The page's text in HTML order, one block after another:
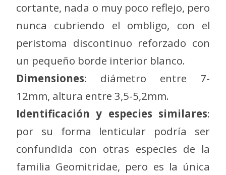
cortante, nada o muy poco reflejo, pero
nunca cubriendo el ombligo, con el
peristoma discontinuo reforzado con
un pequeño borde interior blanco.
Dimensiones: diámetro entre 7-
12mm, altura entre 3,5-5,2mm.
Identificación y especies similares:
por su forma lenticular podría ser
confundida con otras especies de la
familia Geomitridae, pero es la única